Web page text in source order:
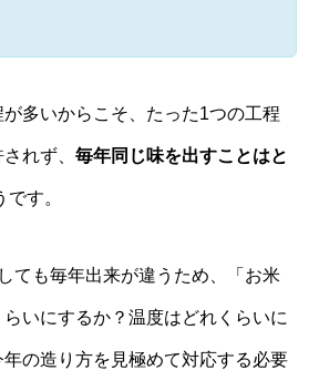
多いからこそ、たった1つの工程
れず、 毎年同じ味を出すことはと
す。
ても毎年出来が違うため、「お米
いにするか？温度はどれくらいに
の造り方を見極めて対応する必要